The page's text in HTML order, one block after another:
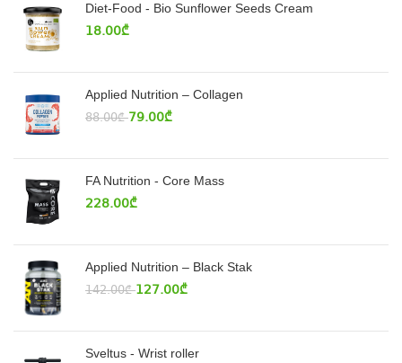
Diet-Food - Bio Sunflower Seeds Cream
18.00₾
Applied Nutrition – Collagen
88.00₾ 79.00₾
FA Nutrition - Core Mass
228.00₾
Applied Nutrition – Black Stak
142.00₾ 127.00₾
Sveltus - Wrist roller